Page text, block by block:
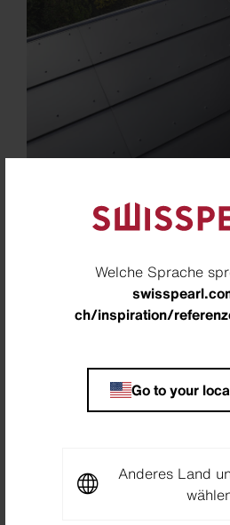
Welche Sprache
ch/inspiration/
Go to your
Anderes Land
Bösingen, Schweiz
Baeriswyl AG, Düdingen,
Silvano Pedrett Photography,
Project Sheet The